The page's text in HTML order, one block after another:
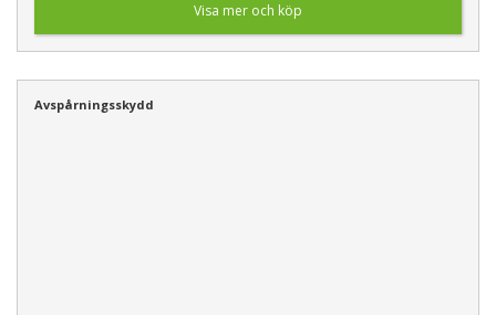
Visa mer och köp
Avspårningsskydd